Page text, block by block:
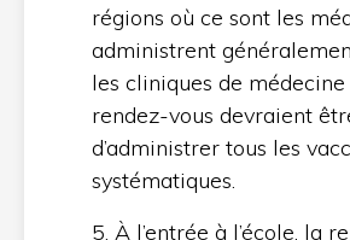
régions où ce sont les
administrent
les cliniques de
rendez-vous devraient
d’administrer tous les
systématiques.
5. À l’entrée à l’école, la